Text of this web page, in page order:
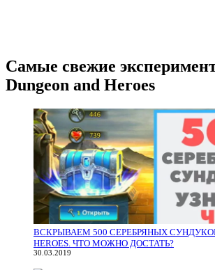
Самые свежие
Dungeon and Heroes
ВСКРЫВАЕМ 500 СЕРЕБРЯНЫХ СУНДУКОВ
HEROES. ЧТО МОЖНО ДОСТАТЬ?
30.03.2019